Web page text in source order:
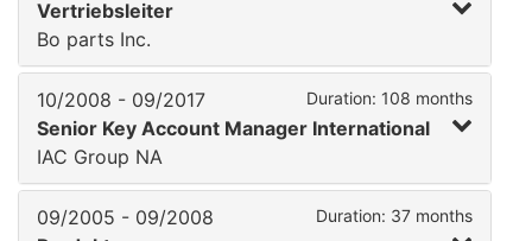
Vertriebsleiter
Bo parts Inc.
10/2008 - 09/2017 Duration: 108 months
Senior Key Account Manager International
IAC Group NA
09/2005 - 09/2008 Duration: 37 months